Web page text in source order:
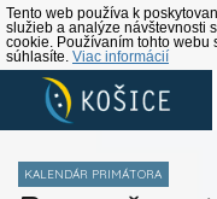
Tento web používa k
služieb a analýze návštevnosti
cookie. Používaním tohto webu
súhlasíte. Viac informácií
KALENDÁR PRIMÁTORA